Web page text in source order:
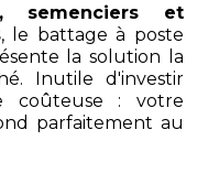
semenciers et
, le battage à poste
la solution la
Inutile d'investir
coûteuse : votre
parfaitement au